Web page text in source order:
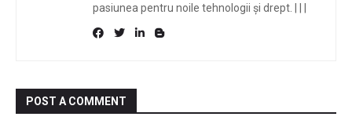
pasiunea pentru noile tehnologii și drept. | | |
POST A COMMENT